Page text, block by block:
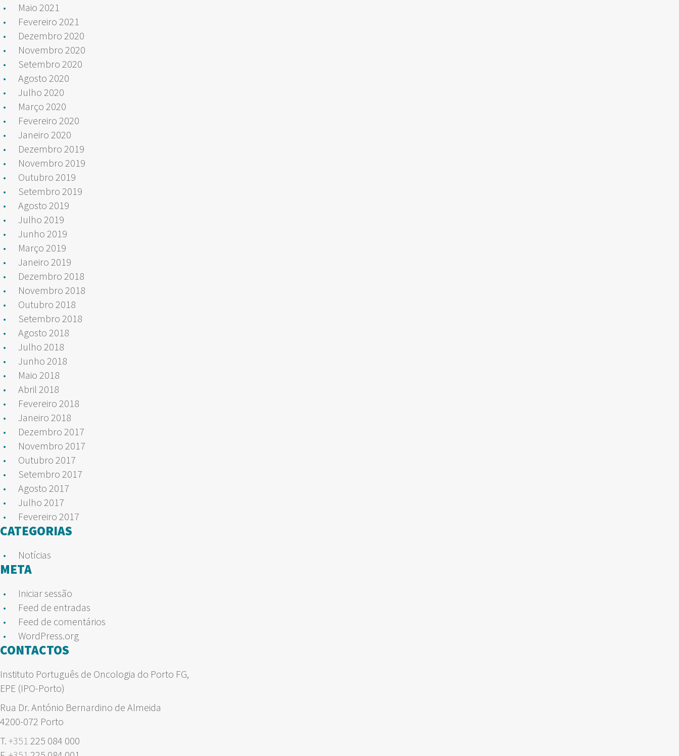
Maio 2021
Fevereiro 2021
Dezembro 2020
Novembro 2020
Setembro 2020
Agosto 2020
Julho 2020
Março 2020
Fevereiro 2020
Janeiro 2020
Dezembro 2019
Novembro 2019
Outubro 2019
Setembro 2019
Agosto 2019
Julho 2019
Junho 2019
Março 2019
Janeiro 2019
Dezembro 2018
Novembro 2018
Outubro 2018
Setembro 2018
Agosto 2018
Julho 2018
Junho 2018
Maio 2018
Abril 2018
Fevereiro 2018
Janeiro 2018
Dezembro 2017
Novembro 2017
Outubro 2017
Setembro 2017
Agosto 2017
Julho 2017
Fevereiro 2017
CATEGORIAS
Notícias
META
Iniciar sessão
Feed de entradas
Feed de comentários
WordPress.org
CONTACTOS
Instituto Português de Oncologia do Porto FG,
EPE (IPO-Porto)
Rua Dr. António Bernardino de Almeida
4200-072 Porto
T. +351 225 084 000